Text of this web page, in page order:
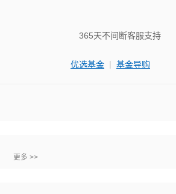
365天不间断客服支持
优选基金 | 基金导购
更多 >>